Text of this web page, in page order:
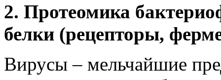
2. Протеомика
белки (рецепторы,
Вирусы – мельчайшие